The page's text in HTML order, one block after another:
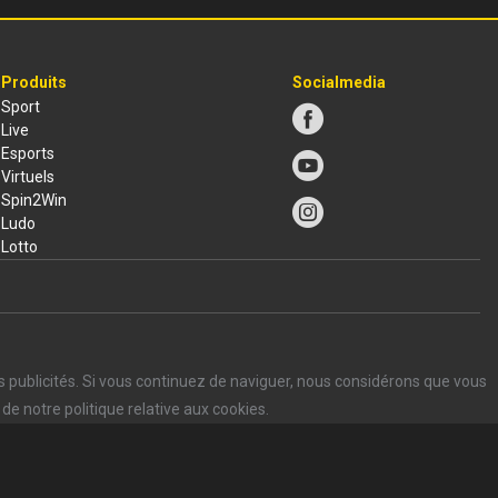
Produits
Sport
Live
Esports
Virtuels
Spin2Win
Ludo
Lotto
Socialmedia
Si vous continuez de naviguer, nous considérons que vous
notre politique relative aux cookies.